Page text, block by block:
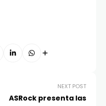
NEXT POST
ASRock presenta las